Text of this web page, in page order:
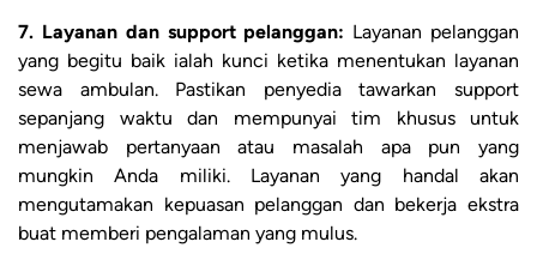
7. Layanan dan support pelanggan: Layanan pelanggan
yang begitu baik ialah kunci ketika menentukan layanan
sewa ambulan. Pastikan penyedia tawarkan support
sepanjang waktu dan mempunyai tim khusus untuk
menjawab pertanyaan atau masalah apa pun yang
mungkin Anda miliki. Layanan yang handal akan
mengutamakan kepuasan pelanggan dan bekerja ekstra
buat memberi pengalaman yang mulus.